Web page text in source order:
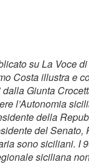
su La Voce
Costa illustra e
dalla Giunta
l’Autonomia
della
del Senato,
sono siciliani. I
siciliana